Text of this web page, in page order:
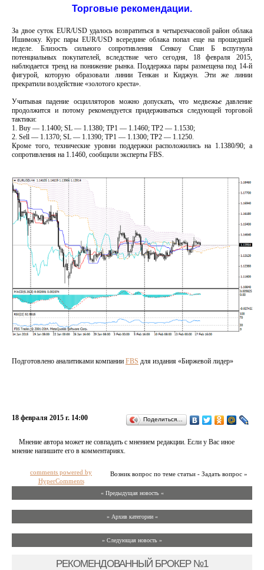
Торговые рекомендации.
За двое суток EUR/USD удалось возвратиться в четырехчасовой район облака
Ишимоку. Курс пары EUR/USD всередине облака попал еще на прошедшей
неделе. Близость сильного сопротивления Сенкоу Спан Б вспугнула
потенциальных покупателей, вследствие чего сегодня, 18 февраля 2015,
наблюдается тренд на понижение рынка. Поддержка пары размещена под 14-й
фигурой, которую образовали линии Тенкан и Киджун. Эти же линии
прекратили воздействие «золотого креста».
Учитывая падение осцилляторов можно допускать, что медвежье давление
продолжится и потому рекомендуется придерживаться следующей торговой
тактики:
1. Buy — 1.1400; SL — 1.1380; TP1 — 1.1460; TP2 — 1.1530;
2. Sell — 1.1370; SL — 1.1390; TP1 — 1.1300; TP2 — 1.1250.
Кроме того, технические уровни поддержки расположились на 1.1380/90; а
сопротивления на 1.1460, сообщили эксперты FBS.
Подготовлено аналитиками компании FBS для издания «Биржевой лидер»
18 февраля 2015 г. 14:00 Поделиться…
Мнение автора может не совпадать с мнением редакции. Если у Вас иное
мнение напишите его в комментариях.
Возник вопрос по теме статьи - Задать вопрос »
comments powered by
HyperComments
« Предыдущая новость «
» Архив категории «
» Следующая новость »
РЕКОМЕНДОВАННЫЙ БРОКЕР №1